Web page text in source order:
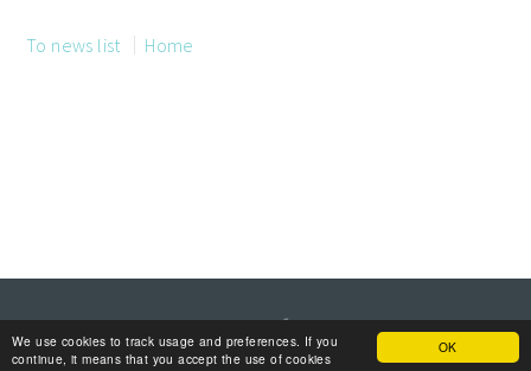
OK
We use cookies to track usage and preferences. If you
continue, it means that you accept the use of cookies
To news list Home